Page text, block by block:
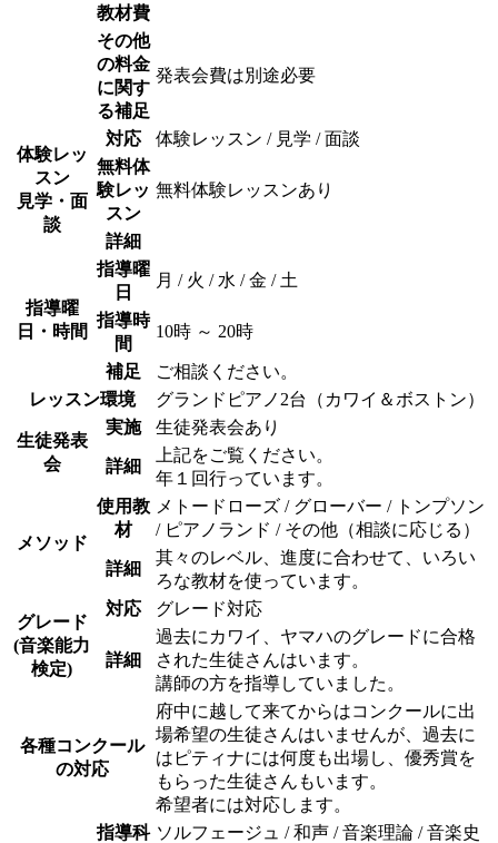
教材費
その他
の料金
に関す
る補足
発表会費は別途必要
体験レッ
スン
見学・面
談
対応
体験レッスン / 見学 / 面談
無料体
験レッ
スン
無料体験レッスンあり
詳細
指導曜
日・時間
指導曜
日
月 / 火 / 水 / 金 / 土
指導時
間
10時 ～ 20時
補足
ご相談ください。
レッスン環境
グランドピアノ2台（カワイ＆ボストン）
生徒発表
会
実施 生徒発表会あり
詳細
上記をご覧ください。
年１回行っています。
メソッド
使用教
材
メトードローズ / グローバー / トンプソン
/ ピアノランド / その他（相談に応じる）
詳細
其々のレベル、進度に合わせて、いろい
ろな教材を使っています。
グレード
(音楽能力
検定)
対応 グレード対応
詳細
過去にカワイ、ヤマハのグレードに合格
された生徒さんはいます。
講師の方を指導していました。
各種コンクール
の対応
府中に越して来てからはコンクールに出
場希望の生徒さんはいませんが、過去に
はピティナには何度も出場し、優秀賞を
もらった生徒さんもいます。
希望者には対応します。
指導科 ソルフェージュ / 和声 / 音楽理論 / 音楽史